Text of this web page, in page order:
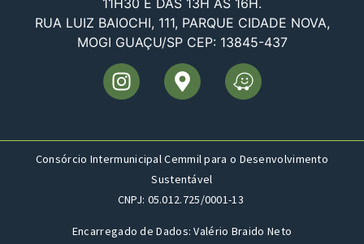
RUA LUIZ BAIOCHI, 111, PARQUE CIDADE NOVA,
MOGI GUAÇU/SP CEP: 13845-437
Consórcio Intermunicipal Cemmil para o Desenvolvimento
Sustentável
CNPJ: 05.012.725/0001-13
Encarregado de Dados: Valério Braido Neto